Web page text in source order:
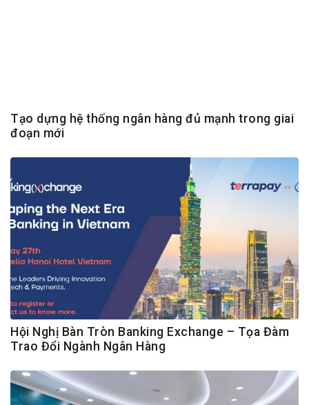
Tạo dựng hệ thống ngân hàng đủ mạnh trong giai
đoạn mới
Hội Nghị Bàn Tròn Banking Exchange – Tọa Đàm
Trao Đổi Ngành Ngân Hàng